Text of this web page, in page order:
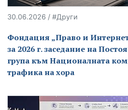
30.06.2026 / #Други
Фондация „Право и
за 2026 г. заседание на
група към Националната
трафика на хора